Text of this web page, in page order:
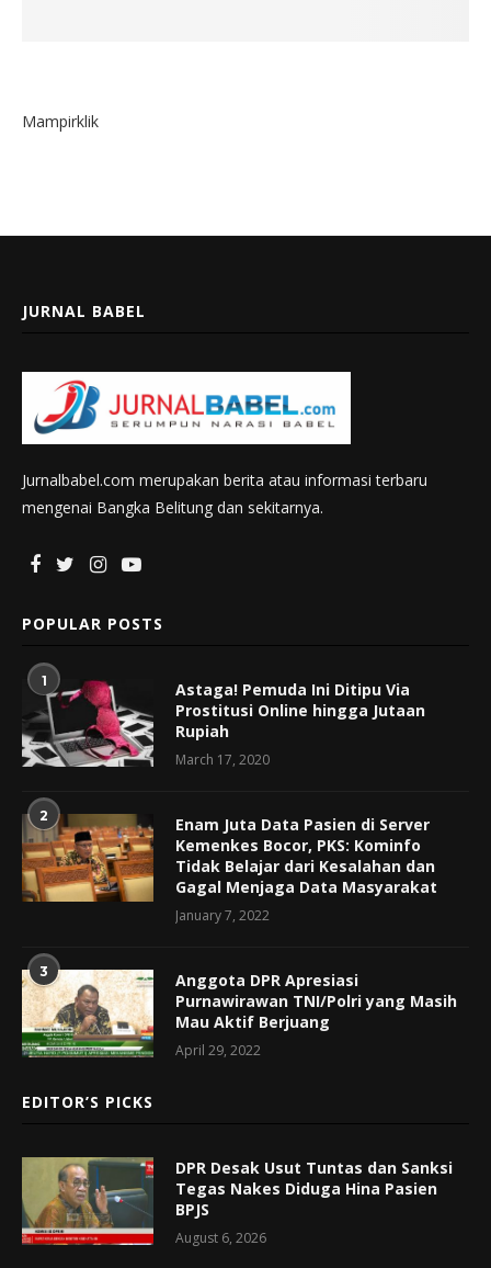
Mampirklik
JURNAL BABEL
Jurnalbabel.com merupakan berita atau informasi terbaru
mengenai Bangka Belitung dan sekitarnya.
POPULAR POSTS
1
Astaga! Pemuda Ini Ditipu Via
Prostitusi Online hingga Jutaan
Rupiah
March 17, 2020
2
Enam Juta Data Pasien di Server
Kemenkes Bocor, PKS: Kominfo
Tidak Belajar dari Kesalahan dan
Gagal Menjaga Data Masyarakat
January 7, 2022
3
Anggota DPR Apresiasi
Purnawirawan TNI/Polri yang Masih
Mau Aktif Berjuang
April 29, 2022
EDITOR’S PICKS
DPR Desak Usut Tuntas dan Sanksi
Tegas Nakes Diduga Hina Pasien
BPJS
August 6, 2026